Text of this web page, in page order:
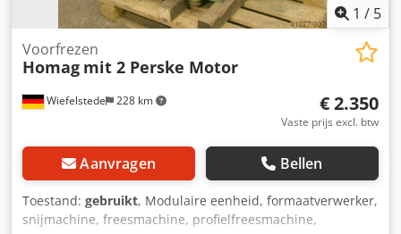
1 / 5
Wiefelstede 228 km
Voorfrezen
Homag mit 2 Perske Motor
€ 2.350
Vaste prijs excl. btw
Aanvragen Bellen
Toestand: gebruikt, Modulaire eenheid, formaatverwerker,
snijmachine, freesmachine, profielfreesmachine,